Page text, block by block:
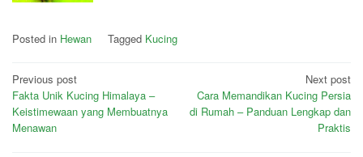
Posted in Hewan Tagged Kucing
Post
navigation
Previous post
Fakta Unik Kucing Himalaya –
Keistimewaan yang Membuatnya
Menawan
Next post
Cara Memandikan Kucing Persia
di Rumah – Panduan Lengkap dan
Praktis